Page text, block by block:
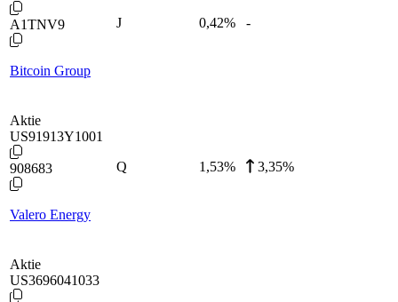
A1TNV9
Bitcoin Group
J 0,42% -
Aktie
US91913Y1001
908683
Valero Energy
Q 1,53% 3,35%
Aktie
US3696041033